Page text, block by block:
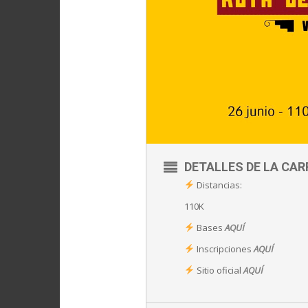
DETALLES DE LA
Distancias:
110K
Bases AQUÍ
InscripcionesAQUÍ
Sitio oficialAQUÍ